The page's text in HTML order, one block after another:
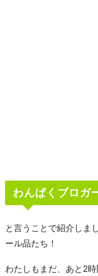
わんぱくブロガ
と言うことで紹介しま
ール品たち！
わたしもまだ、あと2